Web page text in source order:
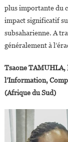
plus importante du
impact significatif
subsaharienne. A
généralement à
Tsaone TAMUHLA,
l’Information,
(Afrique du Sud)